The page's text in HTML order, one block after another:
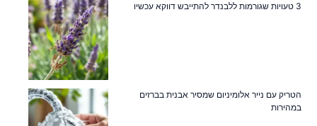
3 טעויות שגורמות ללבנדר להתייבש דווקא עכשיו
הטריק עם נייר אלומיניום שמסיר אבנית בברזים
במהירות